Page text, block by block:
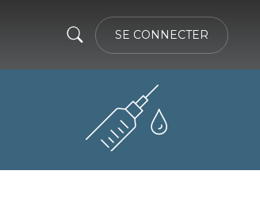
SE CONNECTER